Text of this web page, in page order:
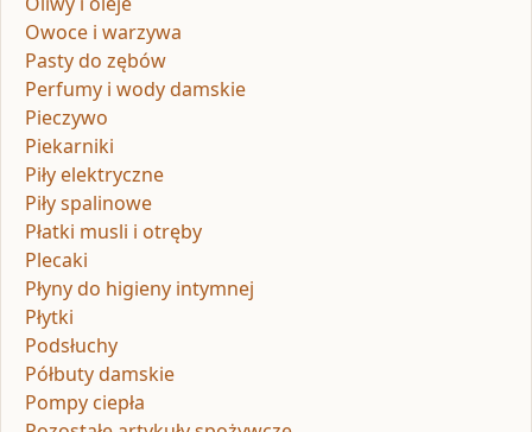
Owoce i warzywa
Pasty do zębów
Perfumy i wody damskie
Pieczywo
Piekarniki
Piły elektryczne
Piły spalinowe
Płatki musli i otręby
Plecaki
Płyny do higieny intymnej
Płytki
Podsłuchy
Półbuty damskie
Pompy ciepła